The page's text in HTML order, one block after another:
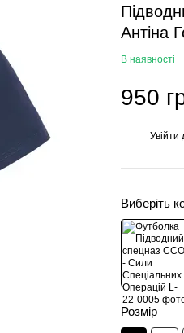
Антіна
В наявності
950
Увійти
Виберіть
Розмір